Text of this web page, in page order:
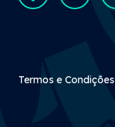
Rodapé
Termos e Condições